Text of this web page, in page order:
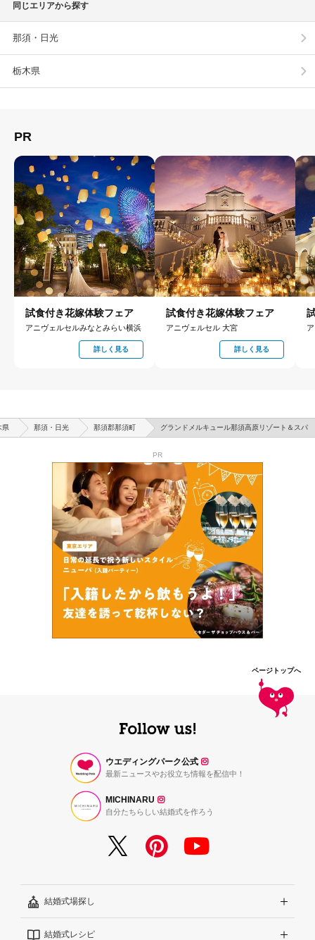
同じエリアから探す
那須・日光
栃木県
PR
試食付き花嫁体験フェア
アニヴェルセルみなとみらい横浜
詳しく見る
試食付き花嫁体験フェア
アニヴェルセル 大宮
詳しく見る
県 那須・日光 那須郡那須町 グランドメルキュール那須高原リゾート＆スパ
PR
ページトップへ
ウエディングパーク公式
最新ニュースやお役立ち情報を配信中！
MICHINARU
自分たちらしい結婚式を作ろう
結婚式場探し
エリアから探す
結婚式レシピ